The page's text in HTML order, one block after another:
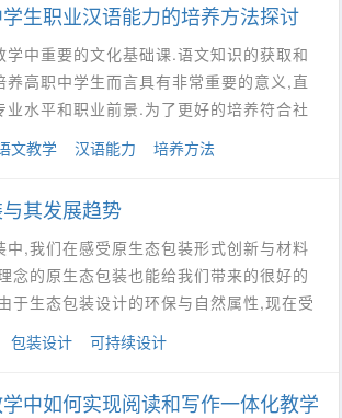
生职业汉语能力的培养方法探讨
学中重要的文化基础课.语文知识的获取和
养高职中学生而言具有非常重要的意义,直
业水平和职业前景.为了更好的培养符合社
文教学 汉语能力 培养方法
其发展趋势
中,我们在感受原生态包装形式创新与材料
念的原生态包装也能给我们带来的很好的
于生态包装设计的环保与自然属性,现在受
包装设计 可持续设计
中如何实现阅读和写作一体化教学